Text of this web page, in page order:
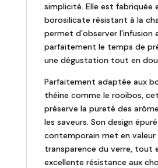
simplicité. Elle est fabriquée
borosilicate résistant à la
permet d’observer
parfaitement le temps de
une dégustation tout en
Parfaitement adaptée aux
théine comme le rooibos,
préserve la pureté des
les saveurs. Son design
contemporain met en valeur
transparence du verre, tout
excellente résistance aux